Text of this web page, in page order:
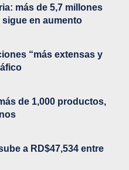
más de 5,7 millones
en aumento
“más extensas y
de 1,000 productos,
a RD$47,534 entre